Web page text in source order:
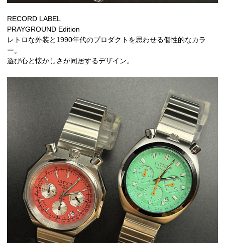
RECORD LABEL
PRAYGROUND Edition
レトロな外装と1990年代のプロダクトを思わせる個性的なカラ
ー。
遊び心と懐かしさが同居するデザイン。